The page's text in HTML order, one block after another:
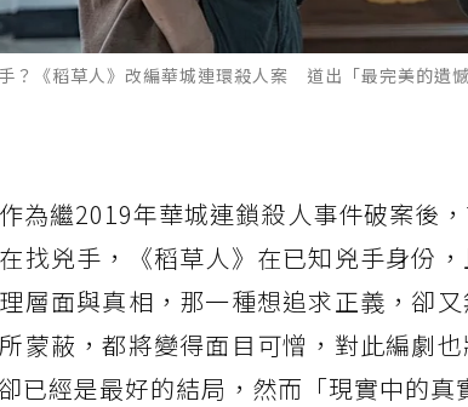
？《稻草人》改編華城連環殺人案 道出「最完美的遺
為繼2019年華城連鎖殺人事件破案後
找兇手，《稻草人》在已知兇手身份
層面與真相，那一種想追求正義，卻
蒙蔽，都將變得面目可憎，對此編劇
已經是最好的結局，然而「現實中的真